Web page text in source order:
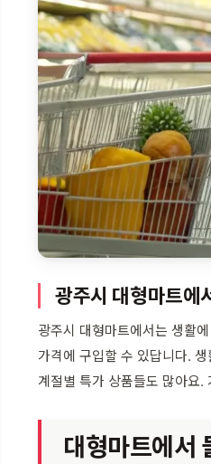
광주시 대형마트에
광주시 대형마트에서는 생활
가격에 구입할 수 있답니다.
계절별 특가 상품들도 많아요.
대형마트에서